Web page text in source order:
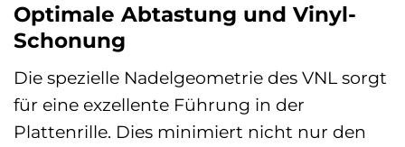
Optimale Abtastung und Vinyl-
Schonung
Die spezielle Nadelgeometrie des VNL sorgt
für eine exzellente Führung in der
Plattenrille. Dies minimiert nicht nur den